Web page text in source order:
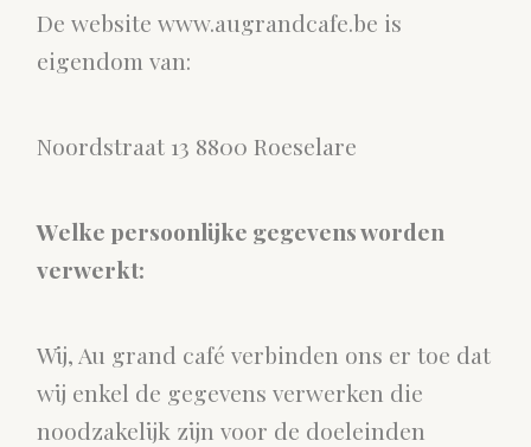
De website www.augrandcafe.be is
eigendom van:
Noordstraat 13 8800 Roeselare
Welke persoonlijke gegevens worden
verwerkt:
Wij, Au grand café verbinden ons er toe dat
wij enkel de gegevens verwerken die
noodzakelijk zijn voor de doeleinden